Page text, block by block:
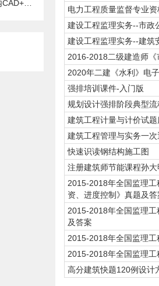
电力工程质量监督专业
建设工程监理实务--市政
建设工程监理实务--建筑
2016-2018二级建造师
2020年二建《水利》电
强排培训课件-入门版
规划设计强排阶段典型
建筑工程计量与计价试
建筑工程管理与实务一
快速识读钢结构施工图
注册建筑师节能课程孙
2015-2018年全国监理
资、进度控制》真题及答
2015-2018年全国监理
及答案
2015-2018年全国监理
2015-2018年全国监理
高分建筑快题120例设计